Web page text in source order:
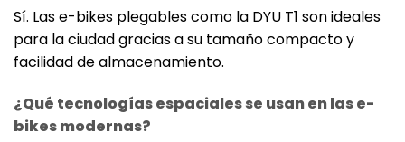
Sí. Las e-bikes plegables como la DYU T1 son ideales
para la ciudad gracias a su tamaño compacto y
facilidad de almacenamiento.
¿Qué tecnologías espaciales se usan en las e-
bikes modernas?